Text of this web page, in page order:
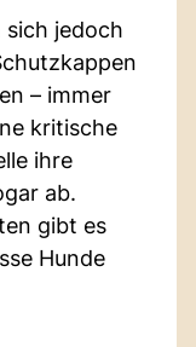
sich jedoch
– immer
kritische
ihre
ab.
gibt es
Hunde